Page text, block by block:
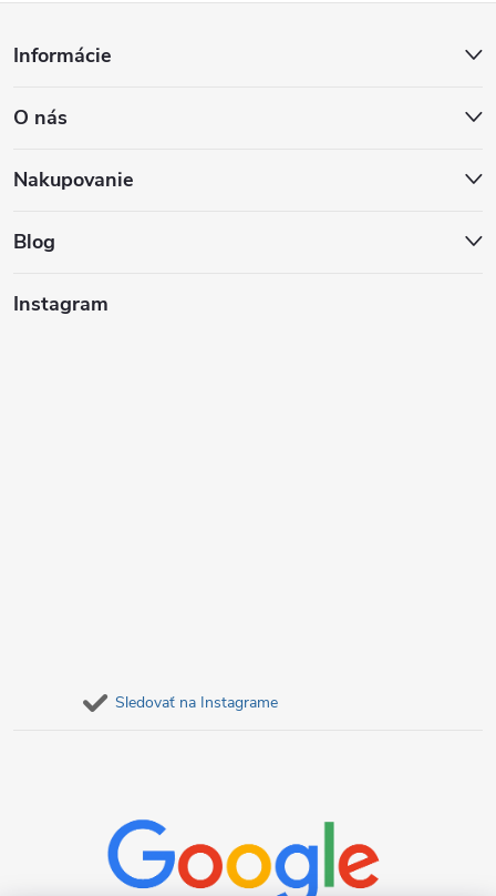
p
ä
Informácie
O nás
Nakupovanie
Blog
Instagram
Sledovať na Instagrame